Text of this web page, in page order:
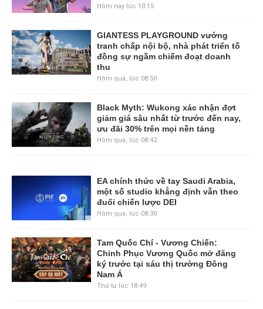
Hôm nay lúc 10:15
GIANTESS PLAYGROUND vướng
tranh chấp nội bộ, nhà phát triển tố
đồng sự ngầm chiếm đoạt doanh
thu
Hôm qua, lúc 08:50
Black Myth: Wukong xác nhận đợt
giảm giá sâu nhất từ trước đến nay,
ưu đãi 30% trên mọi nền tảng
Hôm qua, lúc 08:42
EA chính thức về tay Saudi Arabia,
một số studio khẳng định vẫn theo
đuổi chiến lược DEI
Hôm qua, lúc 08:30
Tam Quốc Chí - Vương Chiến:
Chinh Phục Vương Quốc mở đăng
ký trước tại sáu thị trường Đông
Nam Á
Thứ tư lúc 18:49